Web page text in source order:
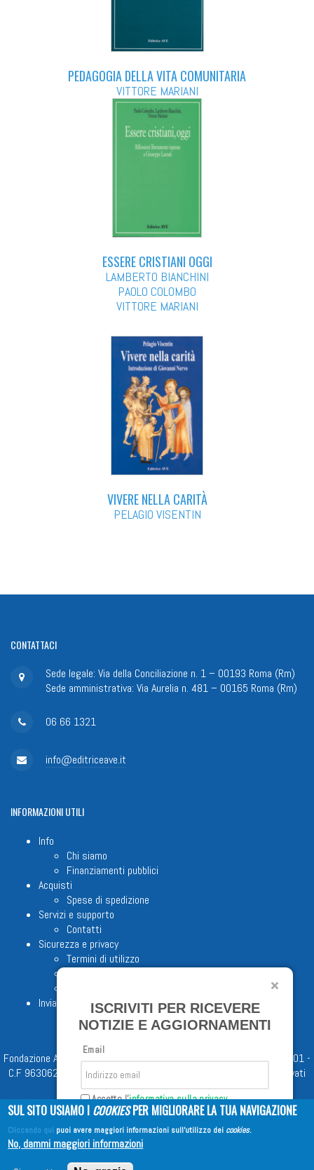
PEDAGOGIA DELLA VITA COMUNITARIA
VITTORE MARIANI
ESSERE CRISTIANI OGGI
LAMBERTO BIANCHINI
PAOLO COLOMBO
VITTORE MARIANI
VIVERE NELLA CARITÀ
PELAGIO VISENTIN
CONTATTACI
Sede legale: Via della Conciliazione n. 1 – 00193 Roma (Rm)
Sede amministrativa: Via Aurelia n. 481 – 00165 Roma (Rm)
06 66 1321
info@editriceave.it
INFORMAZIONIUTILI
Info
Chi siamo
Finanziamenti pubblici
Acquisti
Spese di spedizione
Servizi e supporto
Contatti
Sicurezza e privacy
Termini di utilizzo
Invia proposta editoriale
Fondazione Apostolicam Actuositatem ETS © 2023 - P.I. 05398481001 -
C.F 96306220581 - REA 888781 del 23/02/98 - Tutti i diritti riservati
Copyright © 2026EDITRICE AVE
ISCRIVITI PER RICEVERE
NOTIZIE E AGGIORNAMENTI
Email
Accetto l'informativa sulla privacy
Iscriviti
SUL SITO USIAMO I COOKIESPER MIGLIORARE LA TUA NAVIGAZIONE
Cliccando qui puoi avere maggiori informazioni sull'utilizzo dei cookies.
No, dammi maggiori informazioni